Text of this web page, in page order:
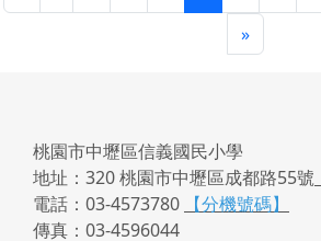
»最後頁
桃園市中壢區信義國民小學
地址：320 桃園市中壢區成都路55號
電話：03-4573780
【分機號碼】
傳真：03-4596044